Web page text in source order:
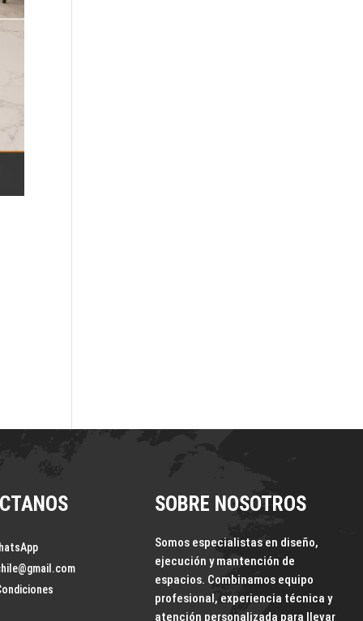
SOBRE NOSOTROS
Somos especialistas en diseño,
ejecución y mantención de
espacios. Combinamos equipo
profesional, experiencia técnica y
atención personalizada para llevar